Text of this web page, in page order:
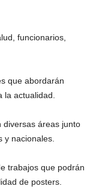
funcionarios,
que abordarán
la actualidad.
diversas áreas junto
y nacionales.
trabajos que podrán
de posters.